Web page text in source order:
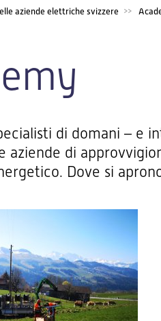
aziende elettriche svizzere
di domani – e
aziende di
Dove si